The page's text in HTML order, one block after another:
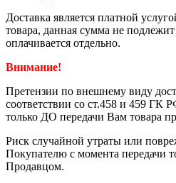
Доставка является платной
товара, данная сумма не подлежит
оплачивается отдельно.
Внимание!
Претензии по внешнему виду
соответствии со ст.458 и 459 ГК
только ДО передачи Вам товара
Риск случайной утраты или
Покупателю с момента передачи
Продавцом.